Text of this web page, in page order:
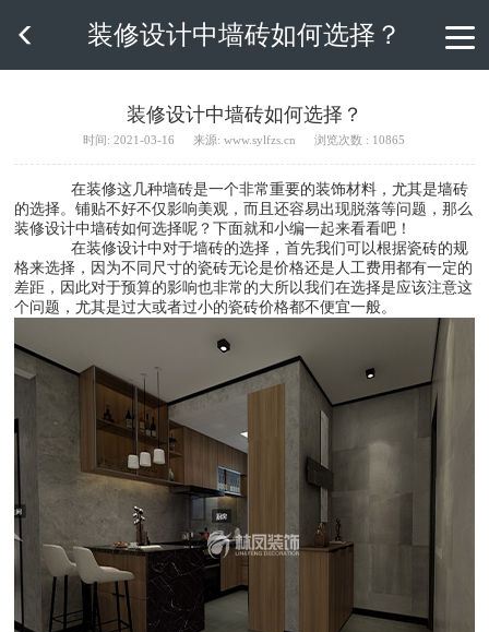
 装修设计中墙砖如何选择？
装修设计中墙砖如何选择？
时间: 2021-03-16 来源: www.sylfzs.cn 浏览次数 : 10865
在装修这几种墙砖是一个非常重要的装饰材料，尤其是墙砖
的选择。铺贴不好不仅影响美观，而且还容易出现脱落等问题，那么
装修设计中墙砖如何选择呢？下面就和小编一起来看看吧！
在装修设计中对于墙砖的选择，首先我们可以根据瓷砖的规
格来选择，因为不同尺寸的瓷砖无论是价格还是人工费用都有一定的
差距，因此对于预算的影响也非常的大所以我们在选择是应该注意这
个问题，尤其是过大或者过小的瓷砖价格都不便宜一般。